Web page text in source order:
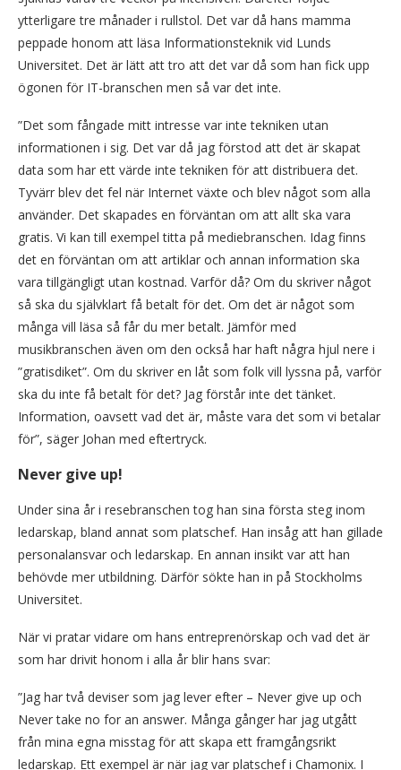
ytterligare tre månader i rullstol. Det var då hans mamma
peppade honom att läsa Informationsteknik vid Lunds
Universitet. Det är lätt att tro att det var då som han fick upp
ögonen för IT-branschen men så var det inte.
”Det som fångade mitt intresse var inte tekniken utan
informationen i sig. Det var då jag förstod att det är skapat
data som har ett värde inte tekniken för att distribuera det.
Tyvärr blev det fel när Internet växte och blev något som alla
använder. Det skapades en förväntan om att allt ska vara
gratis. Vi kan till exempel titta på mediebranschen. Idag finns
det en förväntan om att artiklar och annan information ska
vara tillgängligt utan kostnad. Varför då? Om du skriver något
så ska du självklart få betalt för det. Om det är något som
många vill läsa så får du mer betalt. Jämför med
musikbranschen även om den också har haft några hjul nere i
”gratisdiket”. Om du skriver en låt som folk vill lyssna på, varför
ska du inte få betalt för det? Jag förstår inte det tänket.
Information, oavsett vad det är, måste vara det som vi betalar
för”, säger Johan med eftertryck.
Never give up!
Under sina år i resebranschen tog han sina första steg inom
ledarskap, bland annat som platschef. Han insåg att han gillade
personalansvar och ledarskap. En annan insikt var att han
behövde mer utbildning. Därför sökte han in på Stockholms
Universitet.
När vi pratar vidare om hans entreprenörskap och vad det är
som har drivit honom i alla år blir hans svar:
”Jag har två deviser som jag lever efter – Never give up och
Never take no for an answer. Många gånger har jag utgått
från mina egna misstag för att skapa ett framgångsrikt
ledarskap. Ett exempel är när jag var platschef i Chamonix. I